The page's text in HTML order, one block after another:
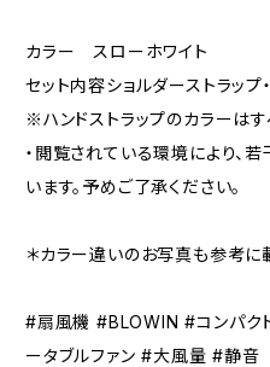
カラー スローホワイト
セット内容ショルダーストラップ
※ハンドストラップのカラーはす
・閲覧されている環境により、
います。予めご了承ください。
＊カラー違いのお写真も参考に
#扇風機 #BLOWIN #コンパク
ータブルファン #大風量 #静音